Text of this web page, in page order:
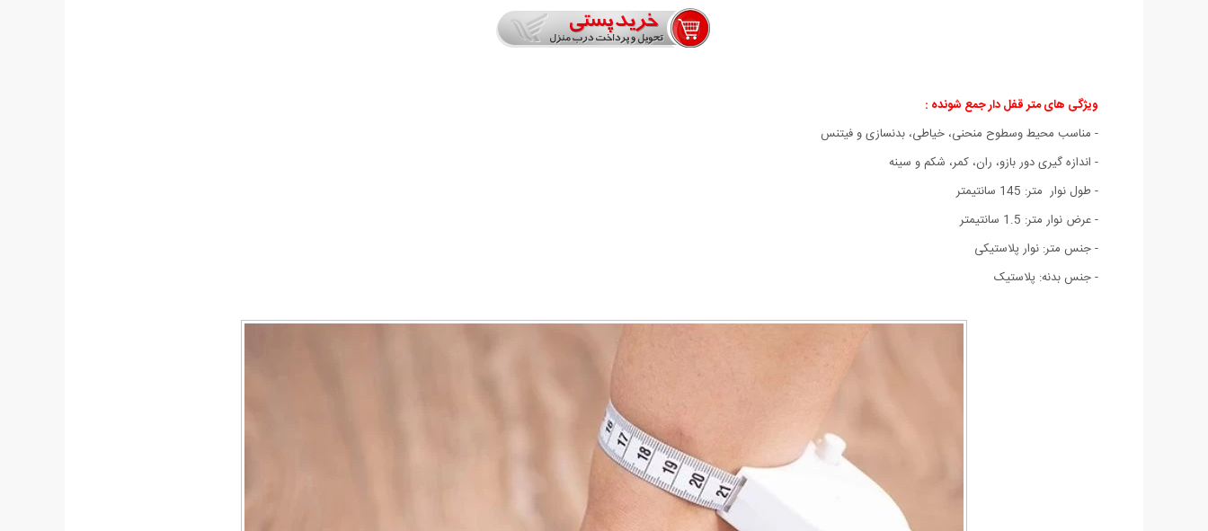
ویژگی هایمتر قفل دار جمع شونده :
- مناسب محیط وسطوح منحنی، خیاطی، بدنسازی و فیتنس
- اندازه گیری دور بازو، ران، کمر، شکم و سینه
- طول نوار متر: 145 سانتیمتر
- عرض نوار متر: 1.5 سانتیمتر
- جنس متر: نوار پلاستیکی
- جنس بدنه: پلاستیک